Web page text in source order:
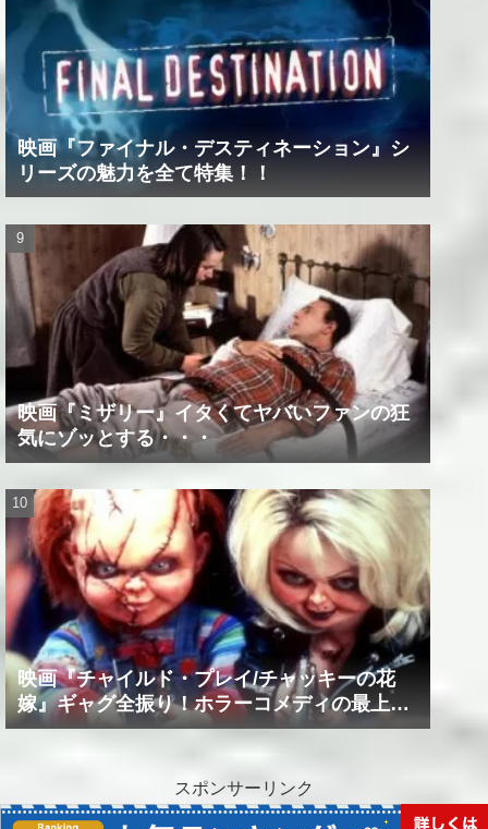
映画『ファイナル・デスティネーション』シ
リーズの魅力を全て特集！！
映画『ミザリー』イタくてヤバいファンの狂
気にゾッとする・・・
映画『チャイルド・プレイ/チャッキーの花
嫁』ギャグ全振り！ホラーコメディの最上級
作品！！
スポンサーリンク